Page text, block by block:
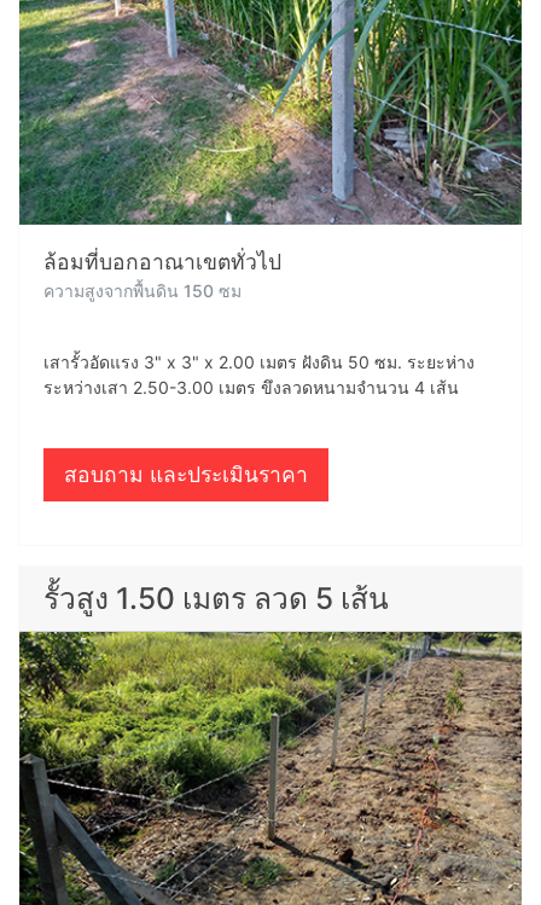
ล้อมที่บอกอาณาเขตทั่วไป
ความสูงจากพื้นดิน 150 ซม
เสารั้วอัดแรง 3" x 3" x 2.00 เมตร ฝังดิน 50 ซม. ระยะห่าง
ระหว่างเสา 2.50-3.00 เมตร ขึงลวดหนามจำนวน 4 เส้น
สอบถาม และประเมินราคา
รั้วสูง 1.50 เมตร ลวด 5 เส้น